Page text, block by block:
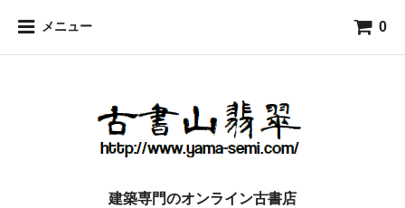
メニュー 0
建築専門のオンライン古書店